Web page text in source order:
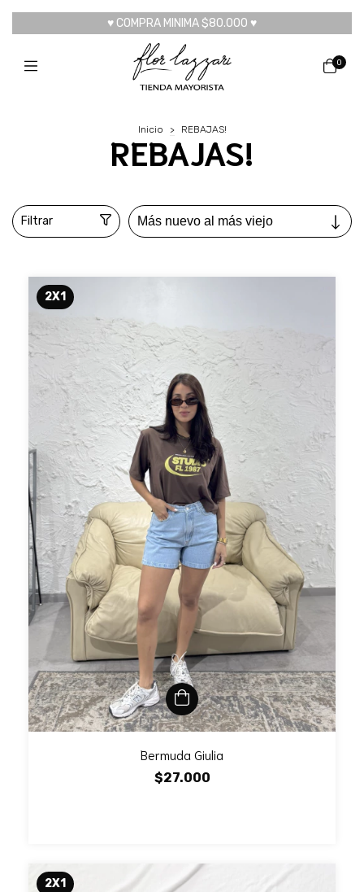
♥ COMPRA MINIMA $80.000 ♥
0
Inicio > REBAJAS!
REBAJAS!
Filtrar
2X1
Bermuda Giulia
$27.000
2X1